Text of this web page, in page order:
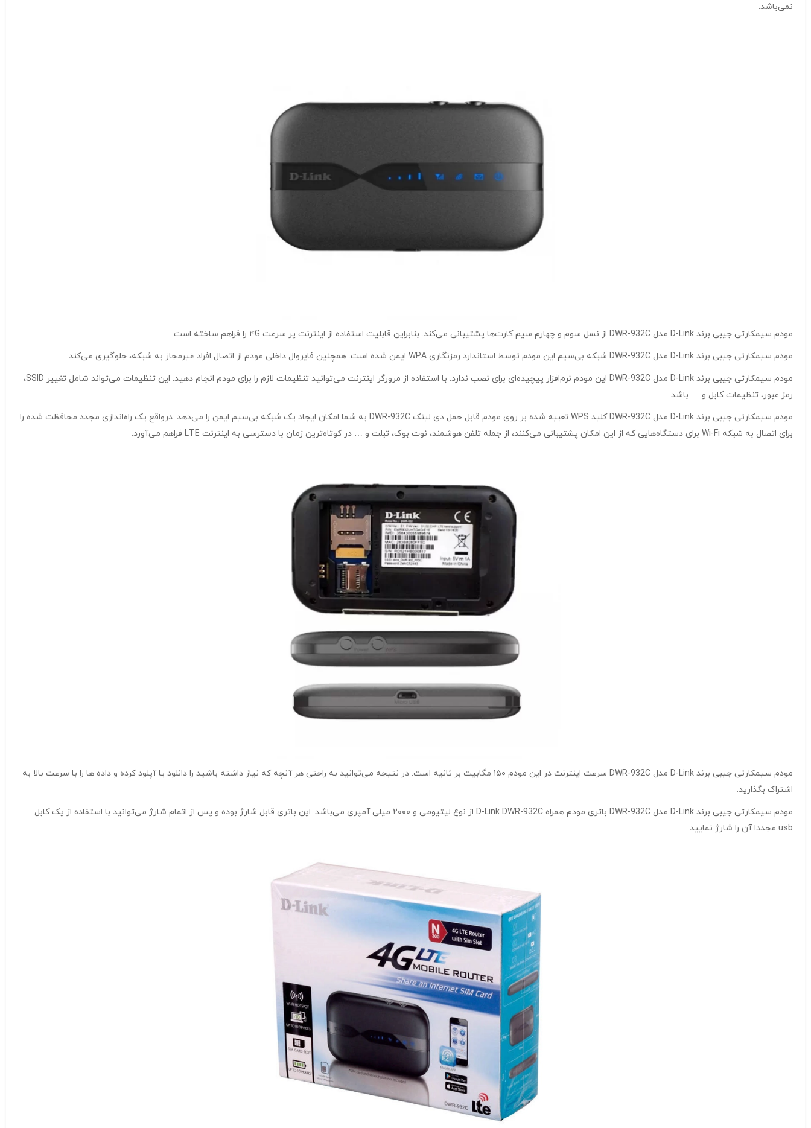
نمی‌باشد.
مودم سیمکارتی جیبی برند D-Link مدل DWR-932C از نسل سوم و چهارم سیم کارت‌ها پشتیبانی می‌کند. بنابراین قابلیت استفاده از اینترنت پر سرعت ۴G را فراهم ساخته است.
مودم سیمکارتی جیبی برند D-Link مدل DWR-932C شبکه بی‌سیم این مودم توسط استاندارد رمزنگاری WPA ایمن شده است. همچنین فایروال داخلی مودم از اتصال افراد غیرمجاز به شبکه، جلوگیری می‌کند.
مودم سیمکارتی جیبی برند D-Link مدل DWR-932C این مودم نرم‌افزار پیچیده‌ای برای نصب ندارد. با استفاده از مرورگر اینترنت می‌توانید تنظیمات لازم را برای مودم انجام دهید. این تنظیمات می‌‌تواند شامل تغییر SSID،
رمز عبور، تنظیمات کابل و … باشد.
مودم سیمکارتی جیبی برند D-Link مدل DWR-932C کلید WPS تعبیه شده بر روی مودم قابل حمل دی لینک DWR-932C به شما امکان ایجاد یک شبکه بی‌سیم ایمن را می‌دهد. درواقع یک راه‌اندازی مجدد محافظت شده را
برای اتصال به شبکه Wi-Fi برای دستگاه‌هایی که از این امکان پشتیبانی می‌کنند، از جمله تلفن هوشمند، نوت بوک، تبلت و … در کوتاه‌ترین زمان با دسترسی به اینترنت LTE فراهم می‌آورد.
مودم سیمکارتی جیبی برند D-Link مدل DWR-932C سرعت اینترنت در این مودم ۱۵۰ مگابیت بر ثانیه است. در نتیجه می‌توانید به راحتی هر آنچه که نیاز داشته باشید را دانلود یا آپلود کرده و داده ها را با سرعت بالا به
اشتراک بگذارید.
مودم سیمکارتی جیبی برند D-Link مدل DWR-932C باتری مودم همراه D-Link DWR-932C از نوع لیتیومی و ۲۰۰۰ میلی آمپری می‌باشد. این باتری قابل شارژ بوده و پس از اتمام شارژ می‌توانید با استفاده از یک کابل
usb مجددا آن را شارژ نمایید.